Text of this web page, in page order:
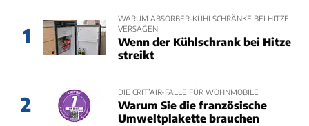
1
WARUM ABSORBER-KÜHLSCHRÄNKE BEI HITZE
VERSAGEN
Wenn der Kühlschrank bei Hitze
streikt
2
DIE CRIT’AIR-FALLE FÜR WOHNMOBILE
Warum Sie die französische
Umweltplakette brauchen